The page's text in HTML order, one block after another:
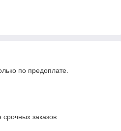
по предоплате.
заказов